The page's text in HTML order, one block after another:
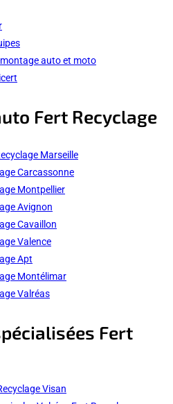
auto et moto
Fert Recyclage
Marseille
Carcassonne
Montpellier
Avignon
Cavaillon
Valence
Apt
Montélimar
Valréas
Fert
Visan